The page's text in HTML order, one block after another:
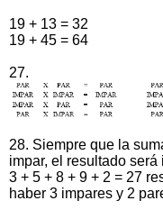
19 + 13 = 32
19 + 45 = 64
27.
28. Siempre que la
impar, el resultado será
3 + 5 + 8 + 9 + 2 = 27
haber 3 impares y 2